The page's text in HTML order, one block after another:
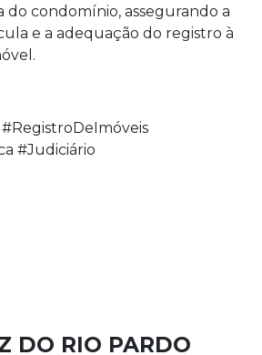
condomínio, assegurando a
e a adequação do registro à
#Judiciário
DO RIO PARDO